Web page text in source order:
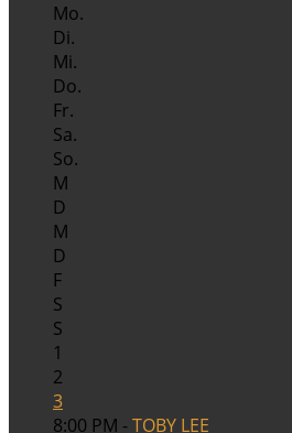
Mo.
Di.
Mi.
Do.
Fr.
Sa.
So.
M
D
M
D
F
S
S
1
2
3
8:00 PM -TOBY LEE